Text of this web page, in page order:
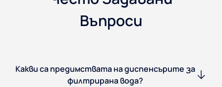
Въпроси
Какви са предимствата на диспенсърите за
филтрирана вода?